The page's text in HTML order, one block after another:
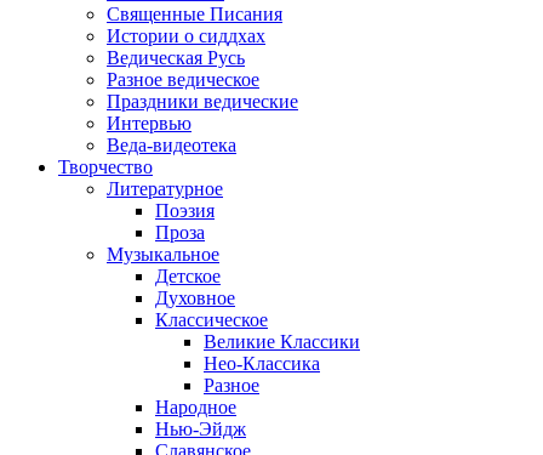
Священные Писания
Истории о сиддхах
Ведическая Русь
Разное ведическое
Праздники ведические
Интервью
Веда-видеотека
Творчество
Литературное
Поэзия
Проза
Музыкальное
Детское
Духовное
Классическое
Великие Классики
Нео-Классика
Разное
Народное
Нью-Эйдж
Славянское